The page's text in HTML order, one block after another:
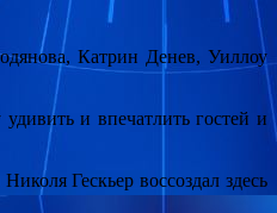
Катрин Денев, Уиллоу
и впечатлить гостей и
Гескьер воссоздал здесь